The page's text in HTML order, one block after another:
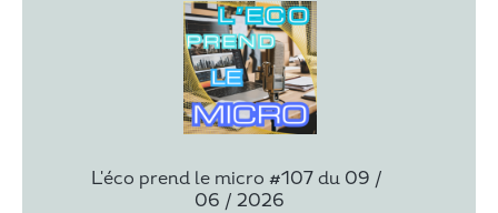
L'éco prend le micro #107 du 09 /
06 / 2026